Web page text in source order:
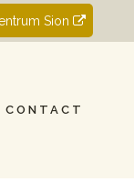
Sion
CONTACT